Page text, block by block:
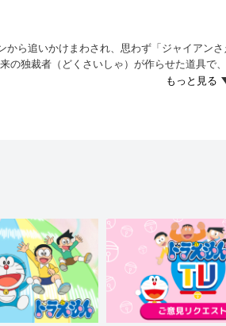
から追いかけまわされ、思わず「ジャイア
の独裁者（どくさいしゃ）が作らせた道具
らっていた、のび太。ところが、ジャイアン